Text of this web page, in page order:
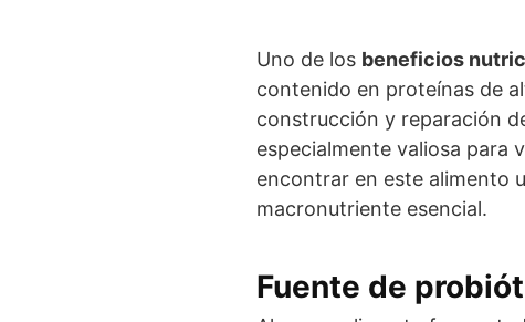
Uno de los beneficios
contenido en proteínas de
construcción y reparación
especialmente valiosa para
encontrar en este alimento
macronutriente esencial.
Fuente de